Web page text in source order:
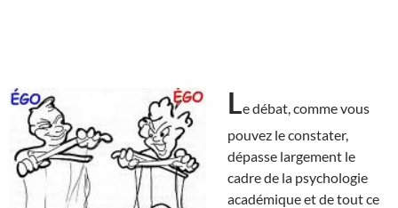
Le débat, comme vous
pouvez le constater,
dépasse largement le
cadre de la psychologie
académique et de tout ce